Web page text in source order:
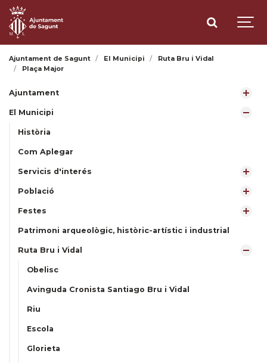
Ajuntament de Sagunt El Municipi
Ruta Bru i Vidal
Plaça Major
Ajuntament
El Municipi
Història
Com Aplegar
Servicis d'interés
Població
Festes
Patrimoni arqueològic, històric-artístic i industrial
Ruta Bru i Vidal
Obelisc
Avinguda Cronista Santiago Bru i Vidal
Riu
Escola
Glorieta